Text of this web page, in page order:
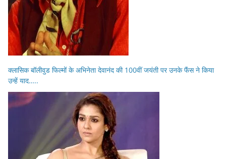
क्लासिक बॉलीवुड फिल्मों के अभिनेता देवानंद की 100वीं जयंती पर उनके फैंस ने किया
उन्हें याद…..